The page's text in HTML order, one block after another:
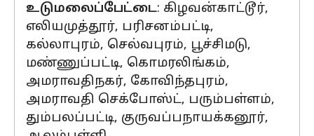
உடுமலைப்பேட்டை: கிழவன்காட்டூர்,
எலியமுத்தூர், பரிசனம்பட்டி,
கல்லாபுரம், செல்வபுரம், பூச்சிமடு,
மண்ணுப்பட்டி, கொமரலிங்கம்,
அமராவதிநகர், கோவிந்தபுரம்,
அமராவதி செக்போஸ்ட், பரும்பள்ளம்,
தும்பலப்பட்டி, குருவப்பநாயக்கனூர்,